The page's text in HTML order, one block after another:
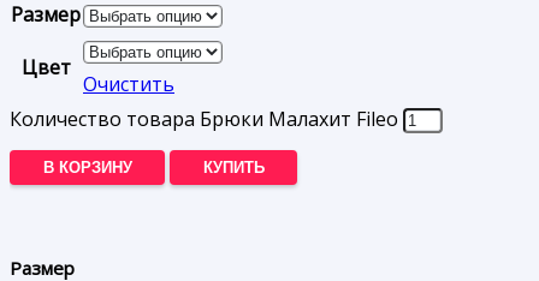
Размер
Цвет
Очистить
Количество товара Брюки Малахит Fileo
В КОРЗИНУ КУПИТЬ
Размер